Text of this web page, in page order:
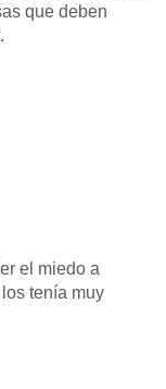
que deben
el miedo a
tenía muy